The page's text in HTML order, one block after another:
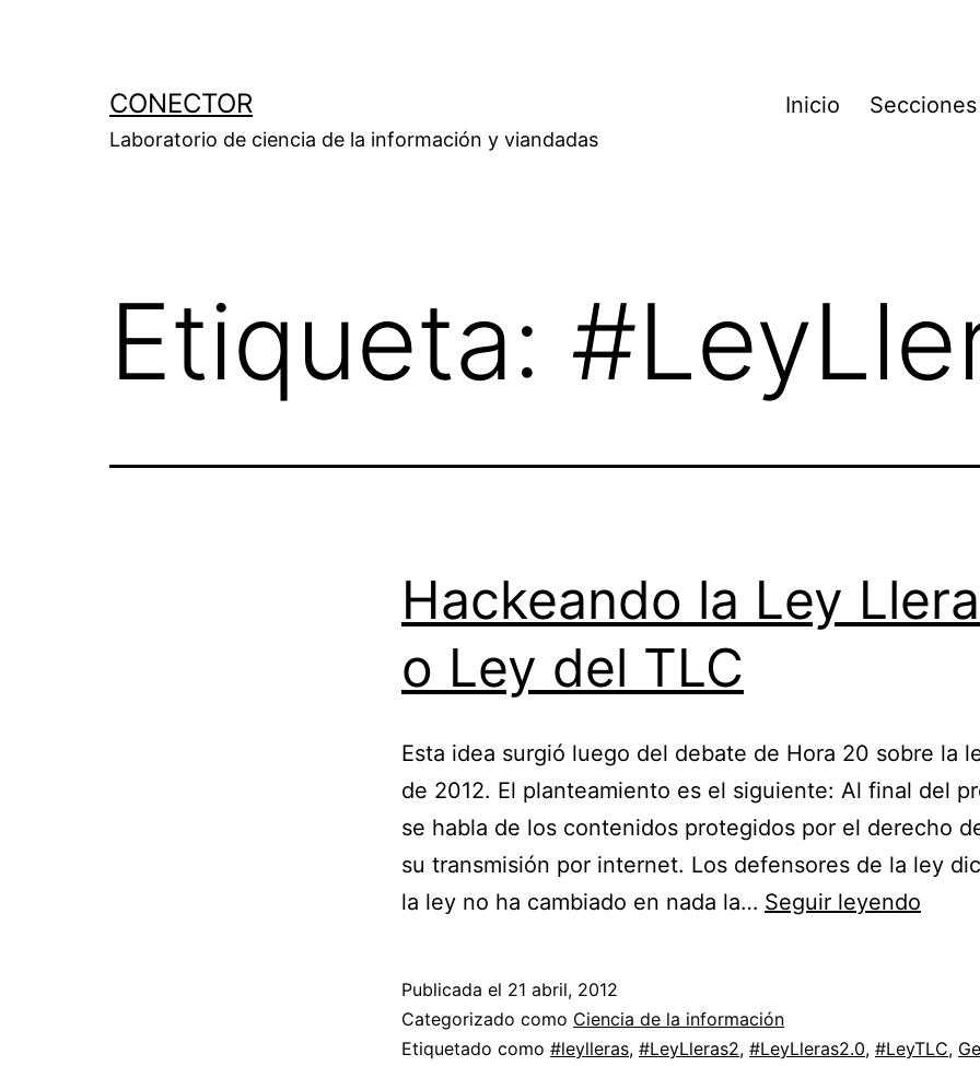
CONECTOR
Laboratorio de ciencia de la información y viandadas
Inicio Secciones
Etiqueta:
Hackeando la Ley
o Ley del TLC
Esta idea surgió luego del debate de Hora 20 sobre la
de 2012. El planteamiento es el siguiente: Al final del
se habla de los contenidos protegidos por el derecho
su transmisión por internet. Los defensores de la ley
la ley no ha cambiado en nada la… Seguir leyendo
2
Publicada el 21 abril, 2012
Categorizado como Ciencia de la información
Etiquetado como #leylleras, #LeyLleras2, #LeyLleras2.0, #LeyTLC,